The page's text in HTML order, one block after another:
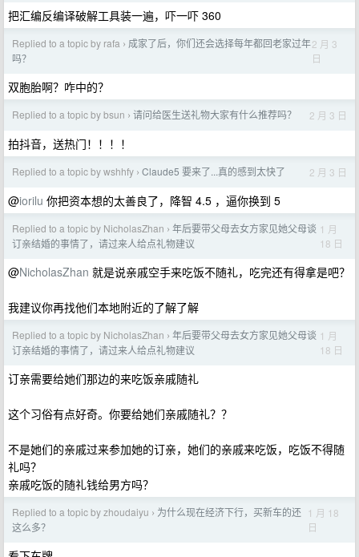
把汇编反编译破解工具装一遍，吓一吓 360
Replied to a topic by rafa › 成家了后，你们还会选择每年都回老家过年
吗？
2 月 3
日
双胞胎啊？咋中的？
Replied to a topic by bsun › 请问给医生送礼物大家有什么推荐吗？ 2 月 3 日
拍抖音，送热门！！！！
Replied to a topic by wshhfy › Claude5 要来了...真的感到太快了 2 月 3 日
@iorilu 你把资本想的太善良了，降智 4.5 ，逼你换到 5
Replied to a topic by NicholasZhan › 年后要带父母去女方家见她父母谈
订亲结婚的事情了，请过来人给点礼物建议
1 月
18 日
@NicholasZhan 就是说亲戚空手来吃饭不随礼，吃完还有得拿是吧？
我建议你再找他们本地附近的了解了解
Replied to a topic by NicholasZhan › 年后要带父母去女方家见她父母谈
订亲结婚的事情了，请过来人给点礼物建议
1 月
18 日
订亲需要给她们那边的来吃饭亲戚随礼
这个习俗有点好奇。你要给她们亲戚随礼？？
不是她们的亲戚过来参加她的订亲，她们的亲戚来吃饭，吃饭不得随
礼吗？
亲戚吃饭的随礼钱给男方吗？
Replied to a topic by zhoudaiyu › 为什么现在经济下行，买新车的还
这么多？
1 月 18
日